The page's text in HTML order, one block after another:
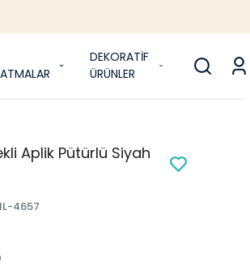
DEKORATİF
ÜRÜNLER
Aplik Pütürlü Siyah
4657